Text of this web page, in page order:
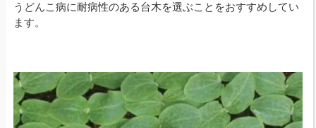
うどんこ病に耐病性のある台木を選ぶことをおすすめしてい
ます。